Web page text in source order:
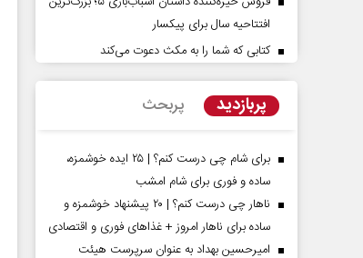
افتتاحیه سال برای پیکسار
کتابی که شما را به مکث دعوت می‌کند
پربازدید پربحث
برای شام چی درست کنم؟ | ۲۵ ایده خوشمزه،
ساده و فوری برای شام امشب
ناهار چی درست کنم؟ | ۲۰ پیشنهاد خوشمزه و
ساده برای ناهار امروز + غذاهای فوری و اقتصادی
امیرحسین بهداد به عنوان سرپرست هیئت